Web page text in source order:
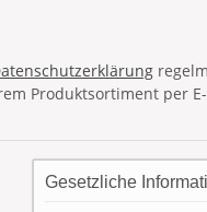
Produktsortiment per
Gesetzliche